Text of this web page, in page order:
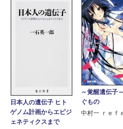
日本人の遺伝子 ヒト
ゲノム計画からエピジ
ェネティクスまで
～覚醒遺伝子
ぐもの
中村一 ｒｅｆ